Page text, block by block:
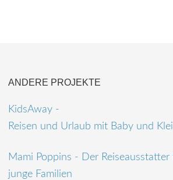
ANDERE PROJEKTE
KidsAway -
Reisen und Urlaub mit Baby und
Mami Poppins - Der Reiseausstatter
junge Familien